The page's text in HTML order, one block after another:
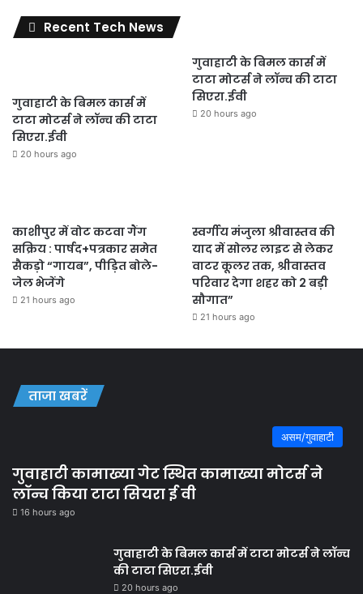
Recent Tech News
गुवाहाटी के बिमल कार्स में
टाटा मोटर्स ने लॉन्च की टाटा
सिएरा.ईवी
20 hours ago
गुवाहाटी के बिमल कार्स में
टाटा मोटर्स ने लॉन्च की टाटा
सिएरा.ईवी
20 hours ago
काशीपुर में वोट कटवा गैंग
सक्रिय : पार्षद+पत्रकार समेत
सैकड़ो “गायब”, पीड़ित बोले-
जेल भेजेंगे
21 hours ago
स्वर्गीय मंजुला श्रीवास्तव की
याद में सोलर लाइट से लेकर
वाटर कूलर तक, श्रीवास्तव
परिवार देगा शहर को 2 बड़ी
सौगात”
21 hours ago
ताजा खबरें
असम/गुवाहाटी
गुवाहाटी कामाख्या गेट स्थित कामाख्या मोटर्स ने
लॉन्च किया टाटा सियरा ई वी
16 hours ago
गुवाहाटी के बिमल कार्स में टाटा मोटर्स ने लॉन्च
की टाटा सिएरा.ईवी
20 hours ago